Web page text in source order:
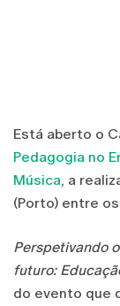
Está aberto o
Pedagogia no
Música, a
(Porto) entre
Perspetivando
futuro:
do evento que